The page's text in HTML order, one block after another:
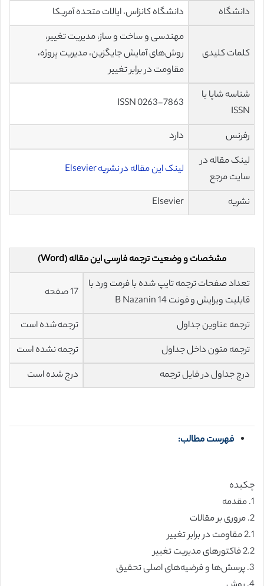
دانشگاه
دانشگاه کانزاس، ایالات متحده آمریکا
کلمات کلیدی
مهندسی و ساخت و ساز، مدیریت تغییر،
روش‌های آمایش جایگزین، مدیریت پروژه،
مقاومت در برابر تغییر
شناسه شاپا یا
ISSN
ISSN 0263-7863
رفرنس
دارد
لینک مقاله در
سایت مرجع
لینک این مقاله در نشریه Elsevier
نشریه Elsevier
مشخصات و وضعیت ترجمه فارسی این مقاله (Word)
تعداد صفحات ترجمه تایپ شده با فرمت ورد با
قابلیت ویرایش و فونت 14 B Nazanin
17 صفحه
ترجمه عناوین جداول
ترجمه شده است
ترجمه متون داخل جداول
ترجمه نشده است
درج جداول در فایل ترجمه
درج شده است
فهرست مطالب:
چکیده
1. مقدمه
2. مروری بر مقالات
2.1 مقاومت در برابر تغییر
2.2 فاکتورهای مدیریت تغییر
3. پرسش‌ها و فرضیه‌های اصلی تحقیق